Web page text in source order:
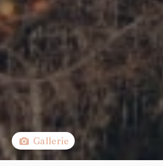
Gallerie